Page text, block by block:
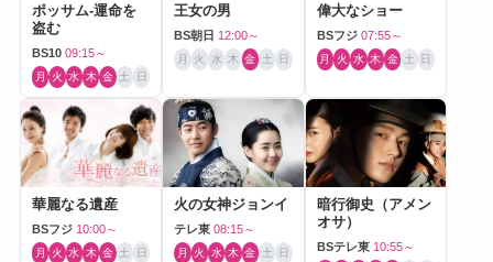
ポッサム-運命を
盗む
BS10 09:15～
月 火 水 木 金 土 日
王女の男
BS朝日 12:00～
月 火 水 木 金 土 日
偉大なショー
BSフジ 07:55～
月 火 水 木 金 土 日
華麗なる遺産
BSフジ 10:00～
月 火 水 木 金 土 日
火の女神ジョンイ
テレ東 08:15～
月 火 水 木 金 土 日
暗行御史（アメン
オサ）
BSテレ東 10:55～